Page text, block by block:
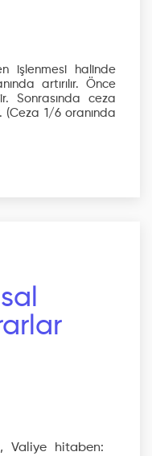
işlenmesi halinde
artırılır. Önce
Sonrasında ceza
(Ceza 1/6 oranında
Valiye hitaben: